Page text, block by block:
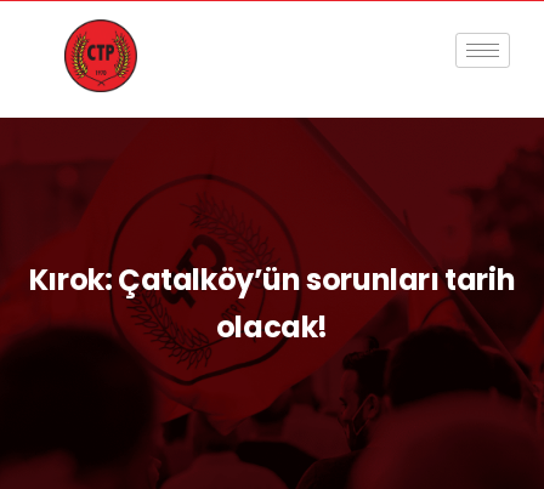
Kırok: Çatalköy’ün sorunları tarih
olacak!